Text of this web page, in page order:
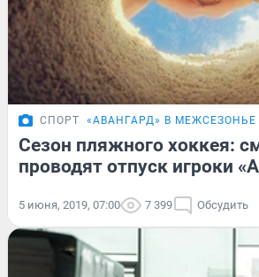
СПОРТ «АВАНГАРД» В МЕЖСЕЗОНЬЕ
Сезон пляжного хоккея:
проводят отпуск игроки
5 июня, 2019, 07:00 7 399 Обсудить